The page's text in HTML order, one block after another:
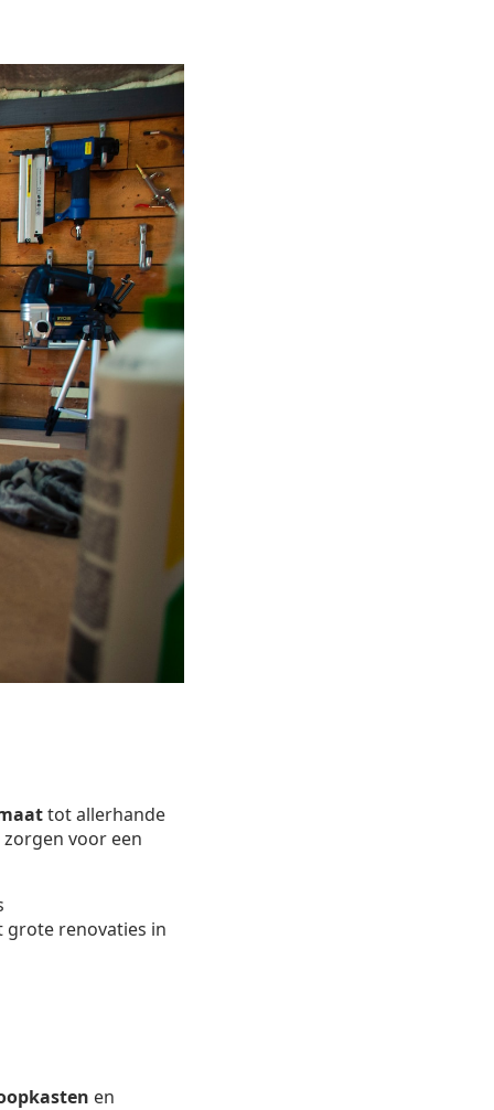
tot allerhande
zorgen voor een
grote renovaties in
en